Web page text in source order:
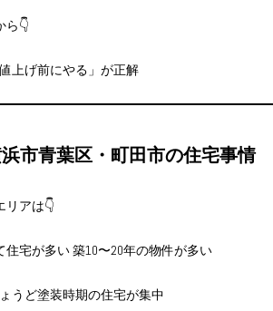
ら👇
上げ前にやる」が正解
市青葉区・町田市の住宅事情
リアは👇
住宅が多い 築10〜20年の物件が多い
うど塗装時期の住宅が集中